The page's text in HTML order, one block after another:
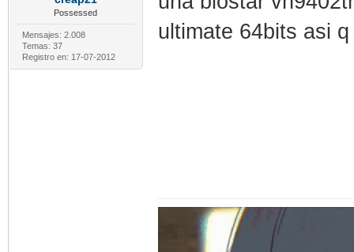
Possessed
Mensajes: 2.008
Temas: 37
Registro en: 17-07-2012
ultimate 64bits asi